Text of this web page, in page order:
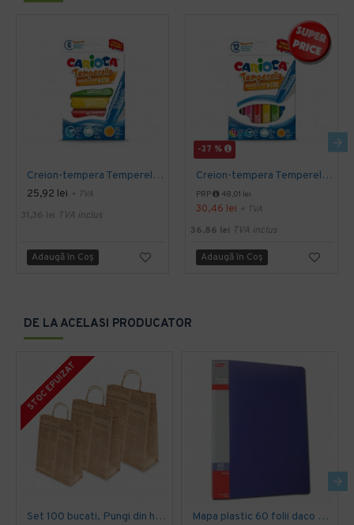
Creion-tempera Temperello 6/set
25,92 lei + TVA
31,36 lei TVA inclus
Adaugă în Coş
-37 %
Creion-tempera Temperello 12/set
PRP 48,01 lei
30,46 lei + TVA
36,86 lei TVA inclus
Adaugă în Coş
DE LA ACELASI PRODUCATOR
STOC EPUIZAT
Set 100 bucati, Pungi din hartie de ziar, cu maner sfoara, 25x10x30 cm Mapa plastic 60 folii daco mp460a